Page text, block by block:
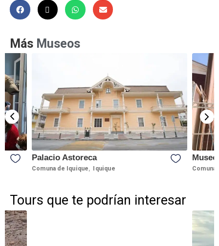
Más Museos
Palacio Astoreca
Comuna de Iquique, Iquique Comuna
Tours que te podrían interesar